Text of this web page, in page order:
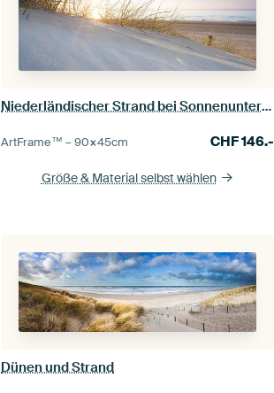
Niederländischer Strand bei Sonnenuntergang
ArtFrame™ –90×45cm CHF146.-
Größe & Material selbst wählen
Dünen und Strand